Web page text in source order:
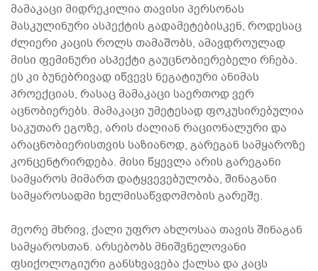
მამაკაცი მიდრეკილია თავისი პერსონას
მასკულინური ასპექტის გადამეტებისკენ, როდესაც
ძლიერი კაცის როლს თამაშობს, ამავდროულად
მისი ფემინური ასპექტი გაუცნობიერებელი რჩება.
ეს კი ბუნებრივად იწვევს ნეგატიური ანიმას
პროექციას, რასაც მამაკაცი საერთოდ ვერ
აცნობიერებს. მამაკაცი უმეტესად ფოკუსირებულია
საკუთარ ეგოზე, არის ძალიან რაციონალური და
არაცნობიერისთვის საზიანოდ, გარეგან სამყაროზე
კონცენტრირდება. მისი წყევლა არის გარეგანი
სამყაროს მიმართ დატყვევებულობა, შინაგანი
სამყაროსადმი ხელმისაწვდომობის გარეშე.
მეორე მხრივ, ქალი უფრო ახლოსაა თავის შინაგან
სამყაროსთან. არსებობს მნიშვნელოვანი
ფსიქოლოგიური განსხვავება ქალსა და კაცს